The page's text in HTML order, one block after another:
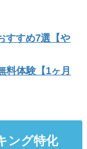
すすめ7選【や
料体験【1ヶ月
ング特化